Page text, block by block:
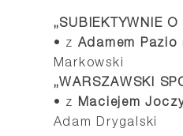
„SUBIEKTYWNIE O
• z Adamem Pazio
Markowski
„WARSZAWSKI
• z Maciejem
Adam Drygalski